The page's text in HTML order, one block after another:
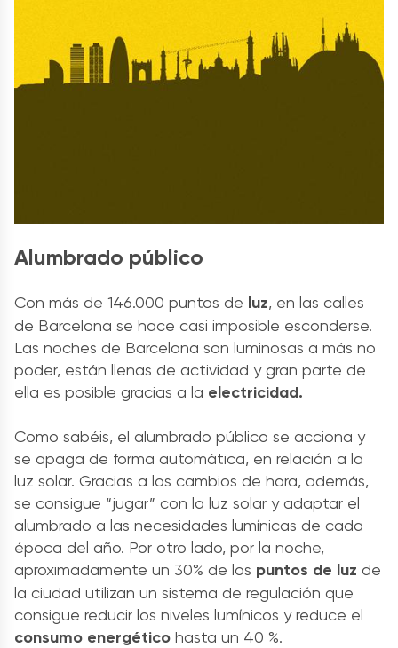
Alumbrado público
Con más de 146.000 puntos de luz, en las calles
de Barcelona se hace casi imposible esconderse.
Las noches de Barcelona son luminosas a más no
poder, están llenas de actividad y gran parte de
ella es posible gracias a la electricidad.
Como sabéis, el alumbrado público se acciona y
se apaga de forma automática, en relación a la
luz solar. Gracias a los cambios de hora, además,
se consigue “jugar” con la luz solar y adaptar el
alumbrado a las necesidades lumínicas de cada
época del año. Por otro lado, por la noche,
aproximadamente un 30% de los puntos de luz de
la ciudad utilizan un sistema de regulación que
consigue reducir los niveles lumínicos y reduce el
consumo energético hasta un 40 %.